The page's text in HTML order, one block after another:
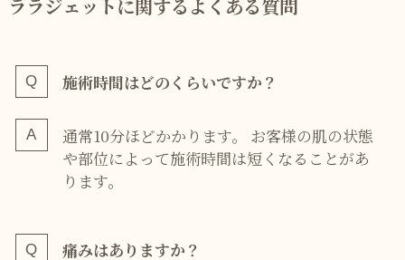
施術時間はどのくらいですか？
通常10分ほどかかります。 お客様の肌の状態
や部位によって施術時間は短くなることがあ
ります。
痛みはありますか？